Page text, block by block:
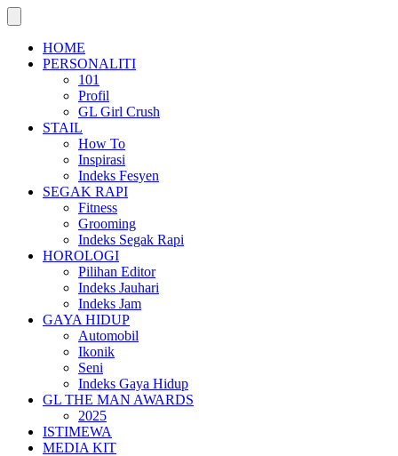
HOME
PERSONALITI
101
Profil
GL Girl Crush
STAIL
How To
Inspirasi
Indeks Fesyen
SEGAK RAPI
Fitness
Grooming
Indeks Segak Rapi
HOROLOGI
Pilihan Editor
Indeks Jauhari
Indeks Jam
GAYA HIDUP
Automobil
Ikonik
Seni
Indeks Gaya Hidup
GL THE MAN AWARDS
2025
ISTIMEWA
MEDIA KIT